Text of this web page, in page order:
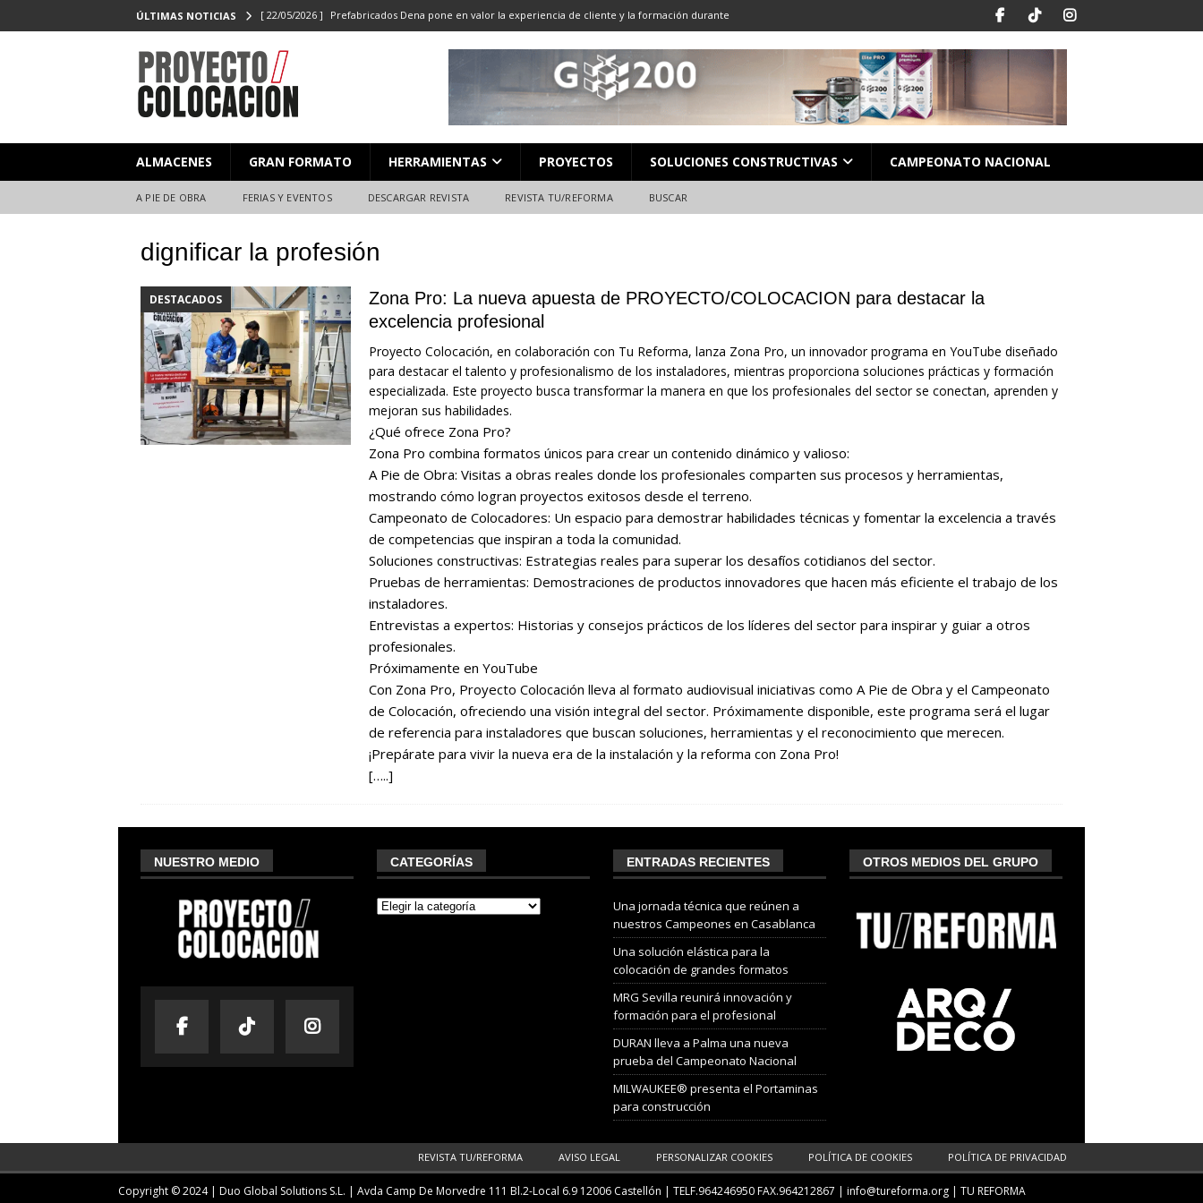
ÚLTIMAS NOTICIAS [ 22/05/2026 ] Prefabricados Dena pone en valor la experiencia de cliente y la formación durante
[ 27/02/2026 ] PROYECTO/COLOCACIÓN 13: CORTE DE GRAN FORMATO DESCARGAR REVISTA
[ 23/06/2025 ] PROYECTO/COLOCACIÓN 8: JUNTAS DESCARGAR REVISTA
Y EVENTOS
[ 08/07/2026 ] Nuevas citas para el profesional de la construcción CAMPEONATO NACIONAL
ALMACENES GRAN FORMATO HERRAMIENTAS PROYECTOS SOLUCIONES CONSTRUCTIVAS CAMPEONATO NACIONAL
A PIE DE OBRA FERIAS Y EVENTOS DESCARGAR REVISTA REVISTA TU/REFORMA BUSCAR
dignificar la profesión
DESTACADOS
Zona Pro: La nueva apuesta de PROYECTO/COLOCACION para destacar la
excelencia profesional
Proyecto Colocación, en colaboración con Tu Reforma, lanza Zona Pro, un innovador programa en YouTube diseñado
para destacar el talento y profesionalismo de los instaladores, mientras proporciona soluciones prácticas y formación
especializada. Este proyecto busca transformar la manera en que los profesionales del sector se conectan, aprenden y
mejoran sus habilidades.
¿Qué ofrece Zona Pro?
Zona Pro combina formatos únicos para crear un contenido dinámico y valioso:
A Pie de Obra: Visitas a obras reales donde los profesionales comparten sus procesos y herramientas,
mostrando cómo logran proyectos exitosos desde el terreno.
Campeonato de Colocadores: Un espacio para demostrar habilidades técnicas y fomentar la excelencia a través
de competencias que inspiran a toda la comunidad.
Soluciones constructivas: Estrategias reales para superar los desafíos cotidianos del sector.
Pruebas de herramientas: Demostraciones de productos innovadores que hacen más eficiente el trabajo de los
instaladores.
Entrevistas a expertos: Historias y consejos prácticos de los líderes del sector para inspirar y guiar a otros
profesionales.
Próximamente en YouTube
Con Zona Pro, Proyecto Colocación lleva al formato audiovisual iniciativas como A Pie de Obra y el Campeonato
de Colocación, ofreciendo una visión integral del sector. Próximamente disponible, este programa será el lugar
de referencia para instaladores que buscan soluciones, herramientas y el reconocimiento que merecen.
¡Prepárate para vivir la nueva era de la instalación y la reforma con Zona Pro!
[…..]
NUESTRO MEDIO CATEGORÍAS ENTRADAS RECIENTES
Una jornada técnica que reúnen a
nuestros Campeones en Casablanca
Una solución elástica para la
colocación de grandes formatos
MRG Sevilla reunirá innovación y
formación para el profesional
DURAN lleva a Palma una nueva
prueba del Campeonato Nacional
MILWAUKEE® presenta el Portaminas
para construcción
OTROS MEDIOS DEL GRUPO
REVISTA TU/REFORMA AVISO LEGAL PERSONALIZAR COOKIES POLÍTICA DE COOKIES POLÍTICA DE PRIVACIDAD
Copyright © 2024 | Duo Global Solutions S.L. | Avda Camp De Morvedre 111 Bl.2-Local 6.9 12006 Castellón | TELF.964246950FAX.964212867 | info@tureforma.org | TU REFORMA